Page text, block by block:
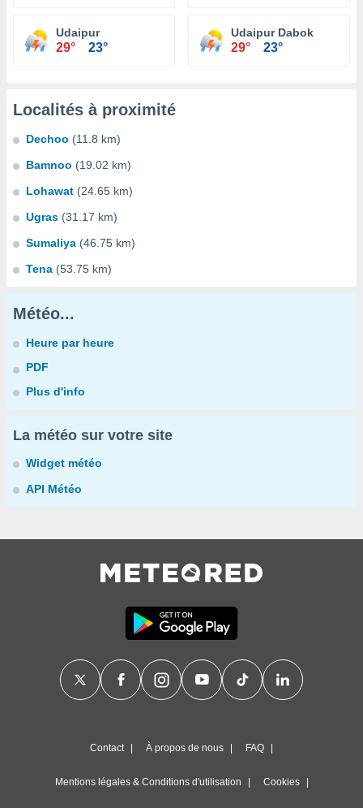
Udaipur
29° 23°
Udaipur Dabok
29° 23°
Localités à proximité
Dechoo (11.8 km)
Bamnoo (19.02 km)
Lohawat (24.65 km)
Ugras (31.17 km)
Sumaliya (46.75 km)
Tena (53.75 km)
Météo...
Heure par heure
PDF
Plus d'info
La météo sur votre site
Widget météo
API Météo
Contact À propos de nous FAQ
Mentions légales & Conditions d'utilisation Cookies